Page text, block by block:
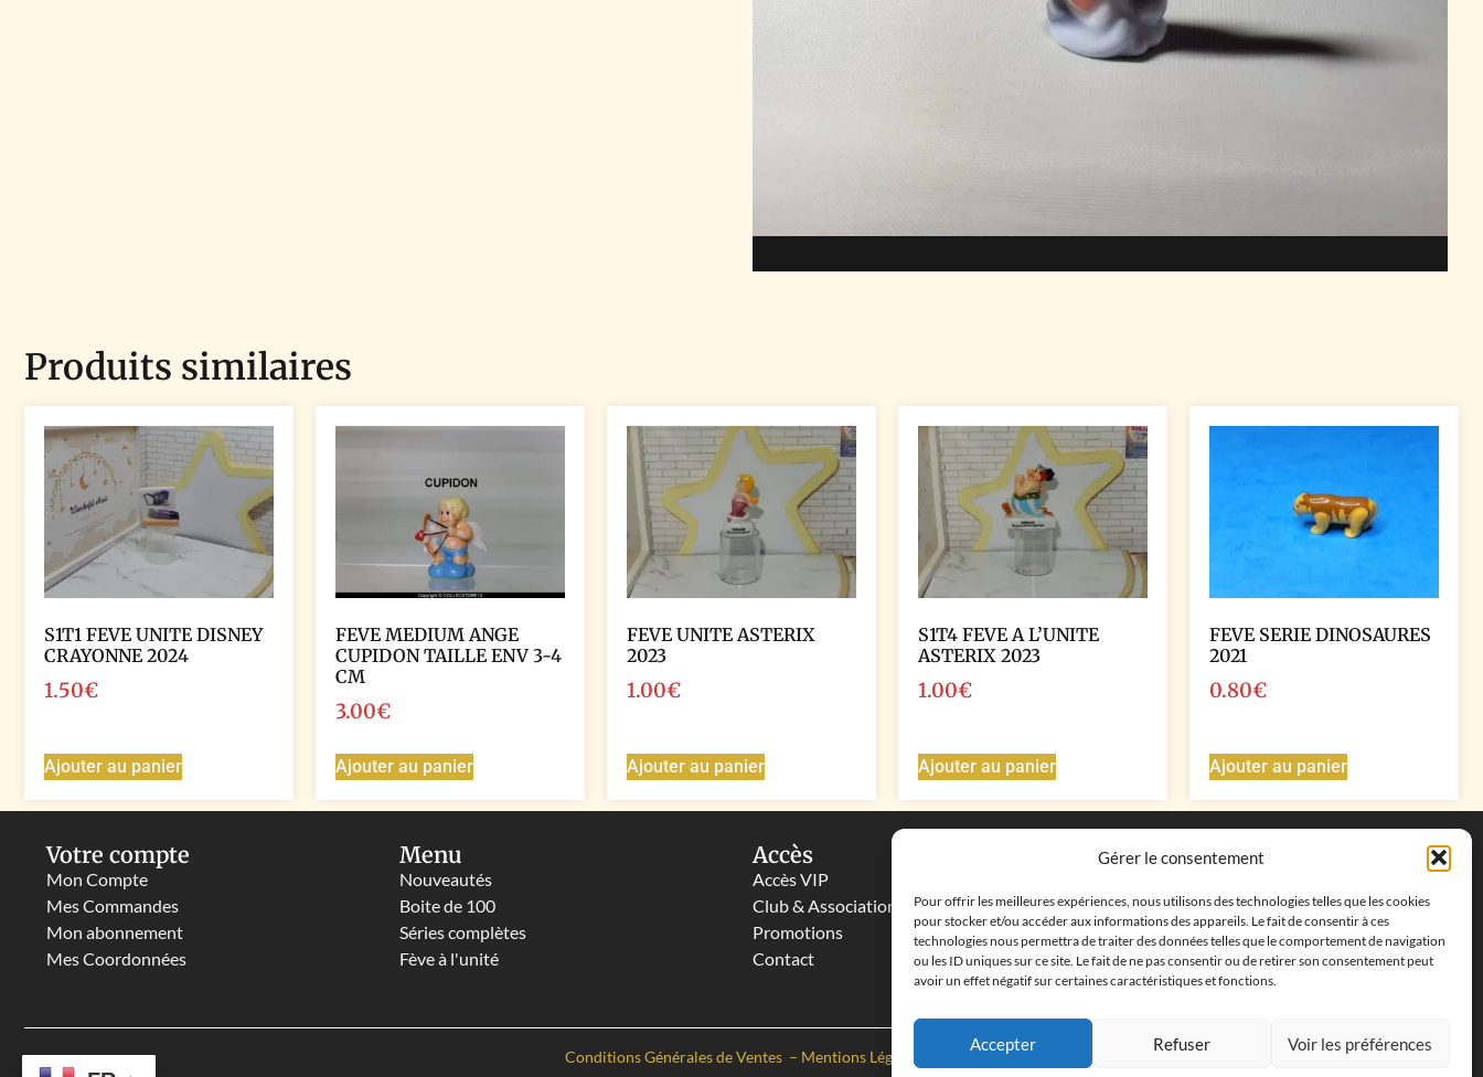
Gérer le consentement
Pour offrir les meilleures expériences, nous utilisons des technologies telles que les cookies
pour stocker et/ou accéder aux informations des appareils. Le fait de consentir à ces
technologies nous permettra de traiter des données telles que le comportement de navigation
ou les ID uniques sur ce site. Le fait de ne pas consentir ou de retirer son consentement peut
avoir un effet négatif sur certaines caractéristiques et fonctions.
Accepter Refuser Voir les préférences
Produits similaires
S1T1 FEVE UNITE DISNEY
CRAYONNE 2024
1.50€
Ajouter au panier
FEVE MEDIUM ANGE
CUPIDON TAILLE ENV 3-4
CM
3.00€
Ajouter au panier
FEVE UNITE ASTERIX
2023
1.00€
Ajouter au panier
S1T4 FEVE A L’UNITE
ASTERIX 2023
1.00€
Ajouter au panier
FEVE SERIE DINOSAURES
2021
0.80€
Ajouter au panier
Votre compte
Mon Compte
Mes Commandes
Mon abonnement
Mes Coordonnées
Menu
Nouveautés
Boite de 100
Séries complètes
Fève à l'unité
Accès
Accès VIP
Club & Associations
Promotions
Contact
Coordonnées
cléments, 13500 Martigues, France
Téléphone : ‭+33652313256‬
Email :feves.collecstore@gmail.com
Conditions Générales de Ventes – Mentions Légales